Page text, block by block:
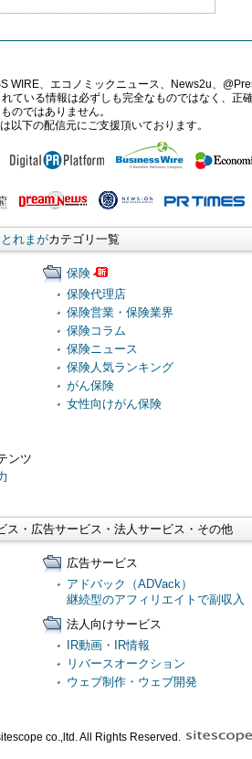
WIRE、エコノミックニュース、News2u、
ている情報は必ずしも完全なものではなく、正
のではありません。
以下の配信元にご支援頂いております。
とれまがカテゴリ一覧
ンツ
保険
保険代理店
保険営業・保険業界
保険コラム
保険ニュース
保険人気ランキング
がん保険
女性向けがん保険
ス・広告サービス・法人サービス・その他
広告サービス
アドバック（ADVack）
継続型のアフィリエイトで副収入
法人向けサービス
IR動画・IR情報
リバースオークション
ウェブ制作・ウェブ開発
co.,ltd. All Rights Reserved.